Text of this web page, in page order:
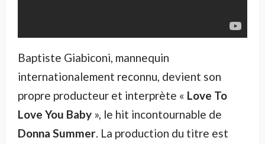
Baptiste Giabiconi, mannequin
internationalement reconnu, devient son
propre producteur et interprète « Love To
Love You Baby », le hit incontournable de
Donna Summer. La production du titre est